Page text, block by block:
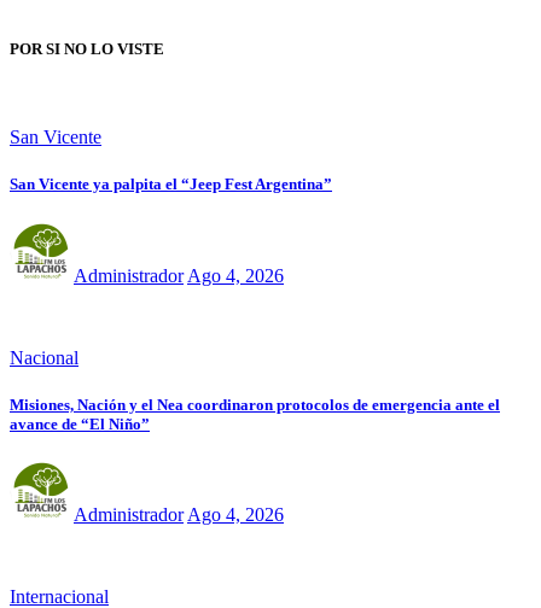
POR SI NO LO VISTE
San Vicente
San Vicente ya palpita el “Jeep Fest Argentina”
Administrador Ago 4, 2026
Nacional
Misiones, Nación y el Nea coordinaron protocolos de emergencia ante el
avance de “El Niño”
Administrador Ago 4, 2026
Internacional